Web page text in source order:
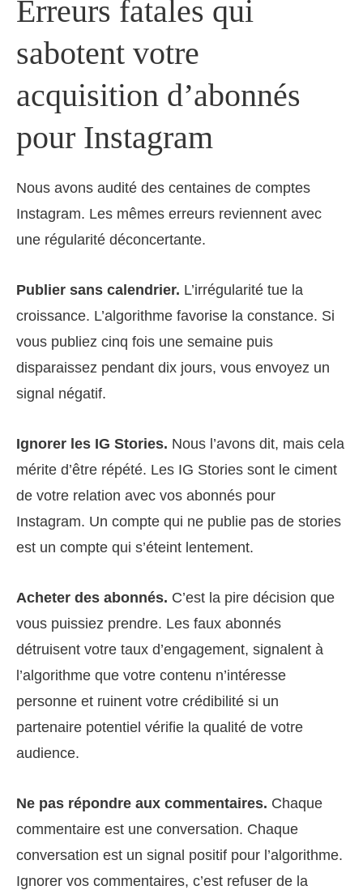
Erreurs fatales qui
sabotent votre
acquisition d’abonnés
pour Instagram
Nous avons audité des centaines de comptes
Instagram. Les mêmes erreurs reviennent avec
une régularité déconcertante.
Publier sans calendrier. L’irrégularité tue la
croissance. L’algorithme favorise la constance. Si
vous publiez cinq fois une semaine puis
disparaissez pendant dix jours, vous envoyez un
signal négatif.
Ignorer les IG Stories. Nous l’avons dit, mais cela
mérite d’être répété. Les IG Stories sont le ciment
de votre relation avec vos abonnés pour
Instagram. Un compte qui ne publie pas de stories
est un compte qui s’éteint lentement.
Acheter des abonnés. C’est la pire décision que
vous puissiez prendre. Les faux abonnés
détruisent votre taux d’engagement, signalent à
l’algorithme que votre contenu n’intéresse
personne et ruinent votre crédibilité si un
partenaire potentiel vérifie la qualité de votre
audience.
Ne pas répondre aux commentaires. Chaque
commentaire est une conversation. Chaque
conversation est un signal positif pour l’algorithme.
Ignorer vos commentaires, c’est refuser de la